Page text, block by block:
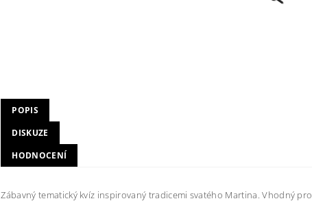
POPIS
DISKUZE
HODNOCENÍ
Zábavný tematický kvíz inspirovaný tradicemi svatého Martina. Vhodný pro